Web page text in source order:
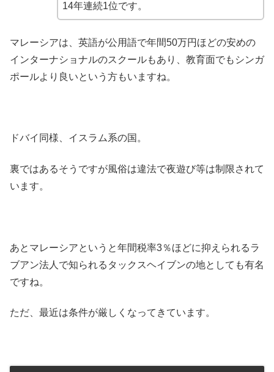
14年連続1位です。
マレーシアは、英語が公用語で年間50万円ほどの安めの
インターナショナルのスクールもあり、教育面でもシンガ
ポールより良いという方もいますね。
ドバイ同様、イスラム系の国。
裏ではあるそうですが風俗は違法で夜遊び等は制限されて
います。
あとマレーシアというと年間税率3％ほどに抑えられるラ
ブアン法人で知られるタックスヘイブンの地としても有名
ですね。
ただ、最近は条件が厳しくなってきています。